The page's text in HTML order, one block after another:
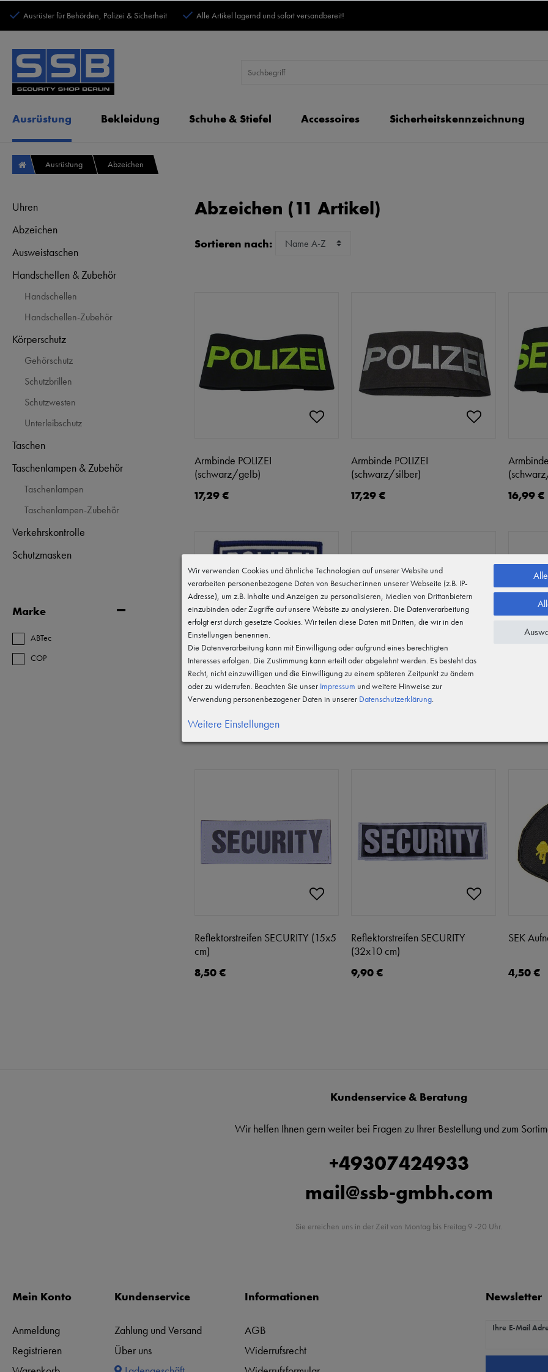
Ausrüster für Behörden, Polizei & Sicherheit Alle Artikel lagernd und sofort versandbereit!
Ausrüstung Bekleidung Schuhe & Stiefel Accessoires Sicherheitskennzeichnung
Ausrüstung Abzeichen
Uhren
Abzeichen
Ausweistaschen
Handschellen & Zubehör
Handschellen
Handschellen-Zubehör
Körperschutz
Gehörschutz
Schutzbrillen
Schutzwesten
Unterleibschutz
Taschen
Taschenlampen & Zubehör
Taschenlampen
Taschenlampen-Zubehör
Verkehrskontrolle
Schutzmasken
Marke
ABTec
COP
Abzeichen (11 Artikel)
Armbinde POLIZEI
(schwarz/gelb)
17,29 €
Armbinde POLIZEI
(schwarz/silber)
17,29 €
16,99 €
POLIZEI Hoheitsabzeichen
Reflektorstreifen POLIZEI (13x4
Reflektorstreifen SECURITY (15x5
cm)
8,50 €
Reflektorstreifen SECURITY
(32x10 cm)
9,90 €
SEK
4,50 €
Kundenservice & Beratung
Wir helfen Ihnen gern weiter bei Fragen zu Ihrer Bestellung und zum
+49307424933
mail@ssb-gmbh.com
Sie erreichen uns in der Zeit von Montag bis Freitag 9 -20 Uhr.
Mein Konto
Anmeldung
Registrieren
Kundenservice
Zahlung und Versand
Über uns
Informationen
AGB
Widerrufsrecht
Newsletter
Ihre E-Mail
Newsletter
Wir verwenden Cookies und ähnliche Technologien auf unserer Website und
verarbeiten personenbezogene Daten von Besucher:innen unserer Webseite (z.B. IP-
Adresse), um z.B. Inhalte und Anzeigen zu personalisieren, Medien von Drittanbietern
einzubinden oder Zugriffe auf unsere Website zu analysieren. Die Datenverarbeitung
erfolgt erst durch gesetzte Cookies. Wir teilen diese Daten mit Dritten, die wir in den
Einstellungen benennen.
Die Datenverarbeitung kann mit Einwilligung oder aufgrund eines berechtigten
Interesses erfolgen. Die Zustimmung kann erteilt oder abgelehnt werden. Es besteht das
Recht, nicht einzuwilligen und die Einwilligung zu einem späteren Zeitpunkt zu ändern
oder zu widerrufen. Beachten Sie unser Impressum und weitere Hinweise zur
Verwendung personenbezogener Daten in unserer Daten­schutz­erklärung.
Weitere Einstellungen